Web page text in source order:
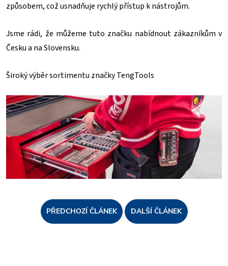
způsobem, což usnadňuje rychlý přístup k nástrojům.
Jsme rádi, že můžeme tuto značku nabídnout zákazníkům v
Česku a na Slovensku.
Široký výběr sortimentu značky TengTools
PŘEDCHOZÍ ČLÁNEK DALŠÍ ČLÁNEK